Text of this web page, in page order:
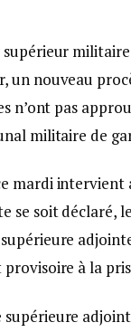
supérieur
un nouveau
n’ont pas
militaire de
mardi
se soit déclaré,
provisoire à la
supérieure